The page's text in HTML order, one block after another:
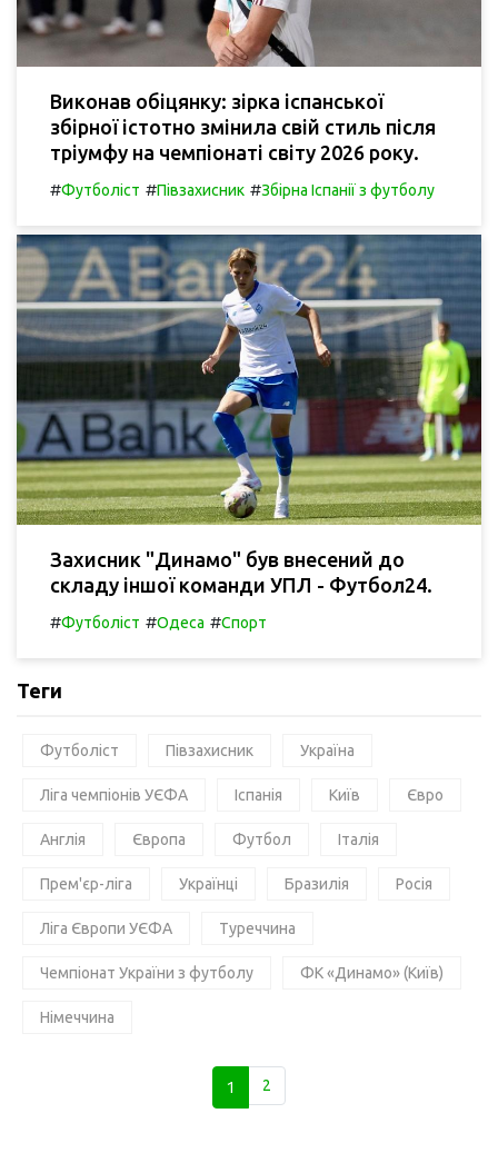
Виконав обіцянку: зірка іспанської
збірної істотно змінила свій стиль після
тріумфу на чемпіонаті світу 2026 року.
#Футболіст #Півзахисник #Збірна Іспанії з футболу
Захисник "Динамо" був внесений до
складу іншої команди УПЛ - Футбол24.
#Футболіст #Одеса #Спорт
Теги
Футболіст Півзахисник Україна
Ліга чемпіонів УЄФА Іспанія Київ Євро
Англія Європа Футбол Італія
Прем'єр-ліга Українці Бразилія Росія
Ліга Європи УЄФА Туреччина
Чемпіонат України з футболу ФК «Динамо» (Київ)
Німеччина
1 2